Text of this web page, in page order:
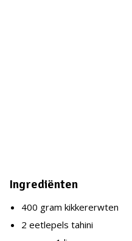
Ingrediënten
400 gram kikkererwten
2 eetlepels tahini